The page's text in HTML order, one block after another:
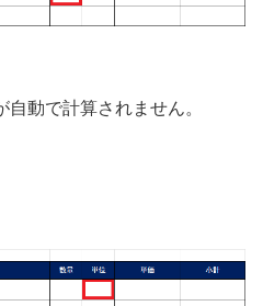
動で計算されません。